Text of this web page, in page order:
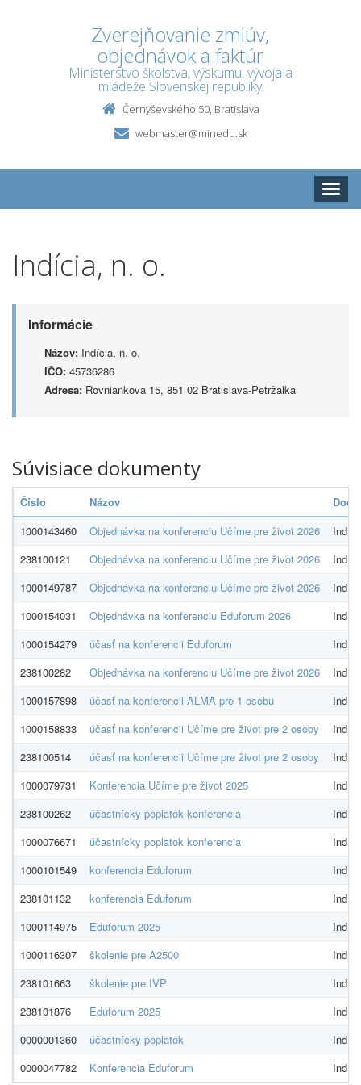
Zverejňovanie zmlúv,
objednávok a faktúr
Ministerstvo školstva, výskumu, vývoja a
mládeže Slovenskej republiky
Černyševského 50, Bratislava
webmaster@minedu.sk
Toggle
Indícia, n. o.
Informácie
Názov: Indícia, n. o.
IČO: 45736286
Adresa: Rovniankova 15, 851 02 Bratislava-Petržalka
Súvisiace dokumenty
Číslo Názov
1000143460
Objednávka na konferenciu Učíme pre život 2026
238100121
Objednávka na konferenciu Učíme pre život 2026
1000149787
Objednávka na konferenciu Učíme pre život 2026
1000154031
Objednávka na konferenciu Eduforum 2026
1000154279
účasť na konferencii Eduforum
238100282
Objednávka na konferenciu Učíme pre život 2026
1000157898
účasť na konferencii ALMA pre 1 osobu
1000158833
účasť na konferencii Učíme pre život pre 2 osoby
238100514
účasť na konferencii Učíme pre život pre 2 osoby
1000079731
Konferencia Učíme pre život 2025
238100262
účastnícky poplatok konferencia
1000076671
účastnícky poplatok konferencia
1000101549
konferencia Eduforum
238101132
konferencia Eduforum
1000114975
Eduforum 2025
1000116307
školenie pre A2500
238101663
školenie pre IVP
238101876
Eduforum 2025
0000001360
účastnícky poplatok
0000047782
Konferencia Eduforum